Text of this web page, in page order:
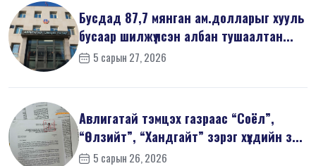
Бусдад 87,7 мянган ам.долларыг хууль
бусаар шилжүүлсэн албан тушаалтан...
5 сарын 27, 2026
Авлигатай тэмцэх газраас “Соёл”,
“Өлзийт”, “Хандгайт” зэрэг хүүхдийн з...
5 сарын 26, 2026